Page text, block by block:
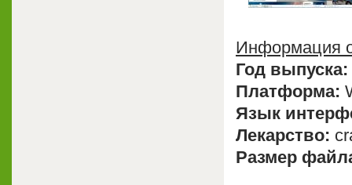
Информация
Год выпуска:
Платформа:
Язык
Лекарство:
Размер